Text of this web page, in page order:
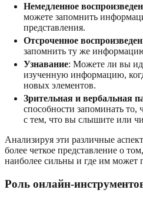
Немедленное
можете запомнить
представления.
Отсроченное
запомнить ту же
Узнавание: Можете ли вы
изученную информацию,
новых элементов.
Зрительная и вербальная
способности запоминать
с тем, что вы слышите или
Анализируя эти различные
более четкое представление о
наиболее сильны и где им может
Роль онлайн-